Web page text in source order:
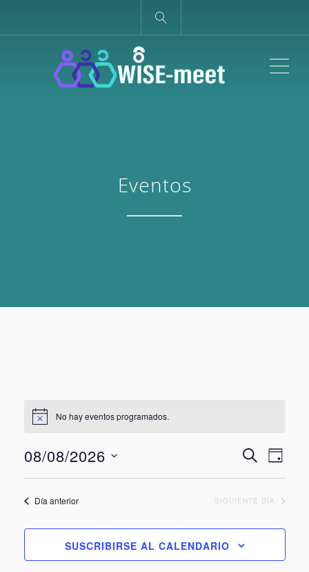
Eventos
No hay eventos programados.
de
y
BUSCAR
de
DÍA
08/08/2026
Seleccionar
fecha.
Día anterior SIGUIENTE DÍA
SUSCRIBIRSE AL CALENDARIO